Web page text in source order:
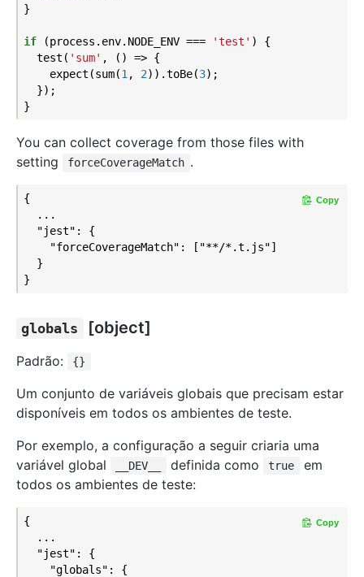
}
if (process.env.NODE_ENV === 'test' ) {
  test(
'sum' , () => {
    expect(sum(
1 , 2)).toBe(3);
  });
You can collect coverage from those files with
setting
forceCoverageMatch .
{
  ...
  "jest": {
    "forceCoverageMatch": ["**/*.t.js"]
  }
Copy
globals [object]
Padrão: {}
Um conjunto de variáveis globais que precisam estar
disponíveis em todos os ambientes de teste.
Por exemplo, a configuração a seguir criaria uma
variável global
__DEV__ definida como true
em
todos os ambientes de teste:
{
  ...
  "jest": {
    "globals": {
Copy